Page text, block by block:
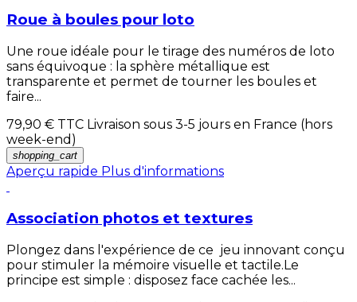
Roue à boules pour loto
Une roue idéale pour le tirage des numéros de loto
sans équivoque : la sphère métallique est
transparente et permet de tourner les boules et
faire...
79,90 € TTC Livraison sous 3-5 jours en France (hors
week-end)
shopping_cart
Aperçu rapide Plus d'informations
Association photos et textures
Plongez dans l'expérience de ce jeu innovant conçu
pour stimuler la mémoire visuelle et tactile.Le
principe est simple : disposez face cachée les...